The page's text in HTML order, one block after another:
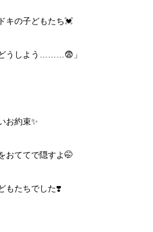
キの子どもたち💓
どうしよう………😨」
お約束✨
おててで隠すよ🤭
もたちでした❣️